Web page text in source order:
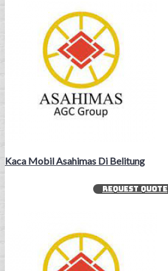
Kaca Mobil Asahimas Di Belitung
REQUEST QUOTE